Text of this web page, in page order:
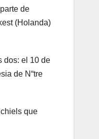
de
(Holanda)
dos: el 10 de
de N“tre
que